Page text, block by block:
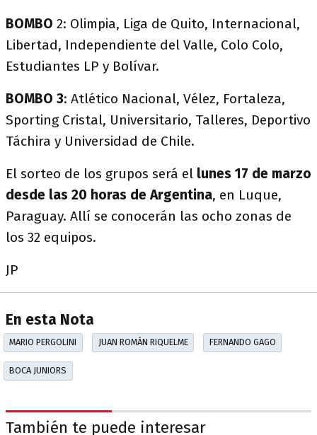
BOMBO 2: Olimpia, Liga de Quito, Internacional,
Libertad, Independiente del Valle, Colo Colo,
Estudiantes LP y Bolívar.
BOMBO 3: Atlético Nacional, Vélez, Fortaleza,
Sporting Cristal, Universitario, Talleres, Deportivo
Táchira y Universidad de Chile.
El sorteo de los grupos será el lunes 17 de marzo
desde las 20 horas de Argentina, en Luque,
Paraguay. Allí se conocerán las ocho zonas de
los 32 equipos.
JP
En esta Nota
MARIO PERGOLINI JUAN ROMÁN RIQUELME FERNANDO GAGO
BOCA JUNIORS
También te puede interesar